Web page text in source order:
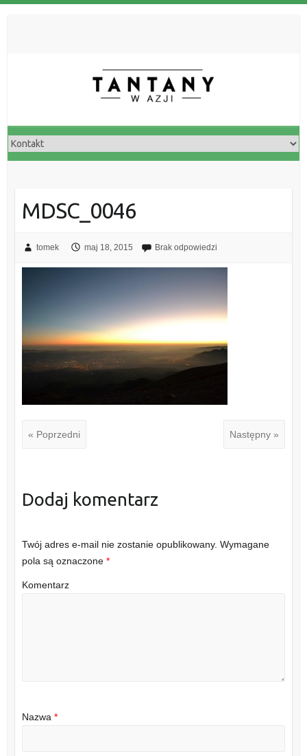
MDSC_0046
tomek maj 18, 2015 Brak odpowiedzi
« Poprzedni Następny »
Dodaj komentarz
Twój adres e-mail nie zostanie opublikowany. Wymagane
pola są oznaczone *
Komentarz
Nazwa *